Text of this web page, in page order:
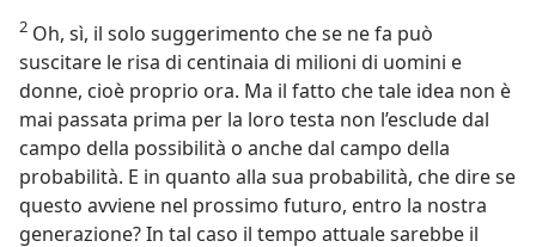
2 Oh, sì, il solo suggerimento che se ne fa può
suscitare le risa di centinaia di milioni di uomini e
donne, cioè proprio ora. Ma il fatto che tale idea non è
mai passata prima per la loro testa non l’esclude dal
campo della possibilità o anche dal campo della
probabilità. E in quanto alla sua probabilità, che dire se
questo avviene nel prossimo futuro, entro la nostra
generazione? In tal caso il tempo attuale sarebbe il